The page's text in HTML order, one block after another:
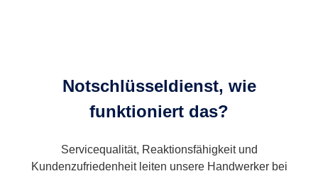
Notschlüsseldienst, wie
funktioniert das?
Servicequalität, Reaktionsfähigkeit und
Kundenzufriedenheit leiten unsere Handwerker bei